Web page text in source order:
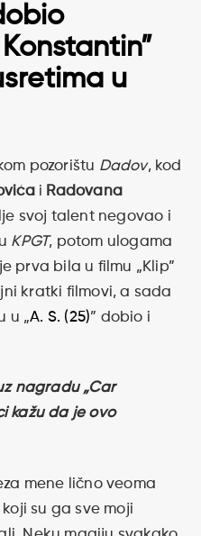
u
pozorištu Dadov, kod
i Radovana
svoj talent negovao i
KPGT, potom ulogama
prva bila u filmu „Klip”
kratki filmovi, a sada
u „A. S. (25)” dobio i
nagradu „Car
kažu da je ovo
mene lično veoma
su ga sve moji